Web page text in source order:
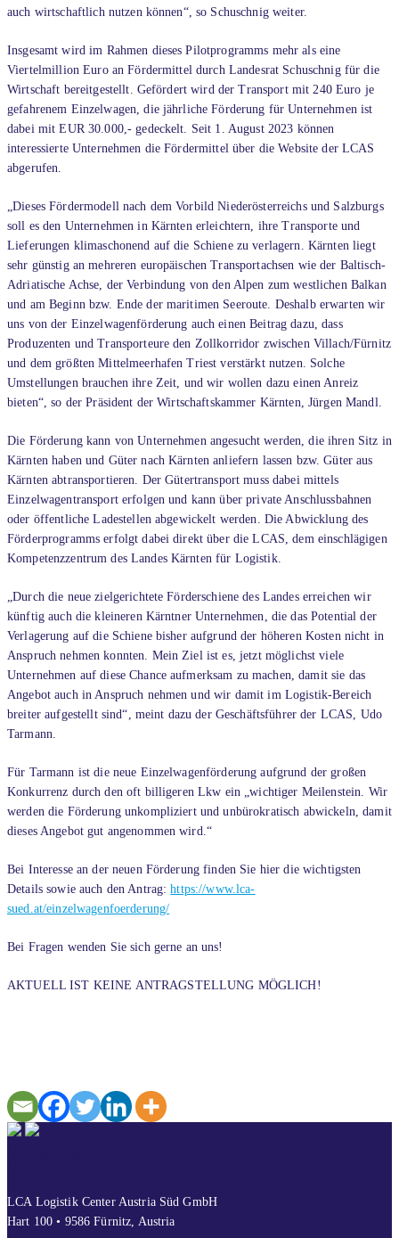
auch wirtschaftlich nutzen können“, so Schuschnig weiter.
Insgesamt wird im Rahmen dieses Pilotprogramms mehr als eine
Viertelmillion Euro an Fördermittel durch Landesrat Schuschnig für die
Wirtschaft bereitgestellt. Gefördert wird der Transport mit 240 Euro je
gefahrenem Einzelwagen, die jährliche Förderung für Unternehmen ist
dabei mit EUR 30.000,- gedeckelt. Seit 1. August 2023 können
interessierte Unternehmen die Fördermittel über die Website der LCAS
abgerufen.
„Dieses Fördermodell nach dem Vorbild Niederösterreichs und Salzburgs
soll es den Unternehmen in Kärnten erleichtern, ihre Transporte und
Lieferungen klimaschonend auf die Schiene zu verlagern. Kärnten liegt
sehr günstig an mehreren europäischen Transportachsen wie der Baltisch-
Adriatische Achse, der Verbindung von den Alpen zum westlichen Balkan
und am Beginn bzw. Ende der maritimen Seeroute. Deshalb erwarten wir
uns von der Einzelwagenförderung auch einen Beitrag dazu, dass
Produzenten und Transporteure den Zollkorridor zwischen Villach/Fürnitz
und dem größten Mittelmeerhafen Triest verstärkt nutzen. Solche
Umstellungen brauchen ihre Zeit, und wir wollen dazu einen Anreiz
bieten“, so der Präsident der Wirtschaftskammer Kärnten, Jürgen Mandl.
Die Förderung kann von Unternehmen angesucht werden, die ihren Sitz in
Kärnten haben und Güter nach Kärnten anliefern lassen bzw. Güter aus
Kärnten abtransportieren. Der Gütertransport muss dabei mittels
Einzelwagentransport erfolgen und kann über private Anschlussbahnen
oder öffentliche Ladestellen abgewickelt werden. Die Abwicklung des
Förderprogramms erfolgt dabei direkt über die LCAS, dem einschlägigen
Kompetenzzentrum des Landes Kärnten für Logistik.
„Durch die neue zielgerichtete Förderschiene des Landes erreichen wir
künftig auch die kleineren Kärntner Unternehmen, die das Potential der
Verlagerung auf die Schiene bisher aufgrund der höheren Kosten nicht in
Anspruch nehmen konnten. Mein Ziel ist es, jetzt möglichst viele
Unternehmen auf diese Chance aufmerksam zu machen, damit sie das
Angebot auch in Anspruch nehmen und wir damit im Logistik-Bereich
breiter aufgestellt sind“, meint dazu der Geschäftsführer der LCAS, Udo
Tarmann.
Für Tarmann ist die neue Einzelwagenförderung aufgrund der großen
Konkurrenz durch den oft billigeren Lkw ein „wichtiger Meilenstein. Wir
werden die Förderung unkompliziert und unbürokratisch abwickeln, damit
dieses Angebot gut angenommen wird.“
Bei Interesse an der neuen Förderung finden Sie hier die wichtigsten
Details sowie auch den Antrag:https://www.lca-
sued.at/einzelwagenfoerderung/
Bei Fragen wenden Sie sich gerne an uns!
AKTUELL IST KEINE ANTRAGSTELLUNG MÖGLICH!
LCA Logistik Center Austria Süd GmbH
Hart 100 • 9586 Fürnitz, Austria